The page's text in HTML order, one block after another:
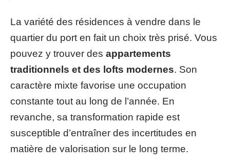
La variété des résidences à vendre dans le
quartier du port en fait un choix très prisé. Vous
pouvez y trouver des appartements
traditionnels et des lofts modernes. Son
caractère mixte favorise une occupation
constante tout au long de l’année. En
revanche, sa transformation rapide est
susceptible d’entraîner des incertitudes en
matière de valorisation sur le long terme.